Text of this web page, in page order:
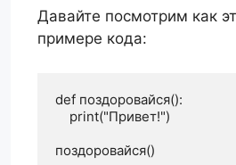
Давайте посмотрим как
примере кода:
def поздоровайся():
поздоровайся()